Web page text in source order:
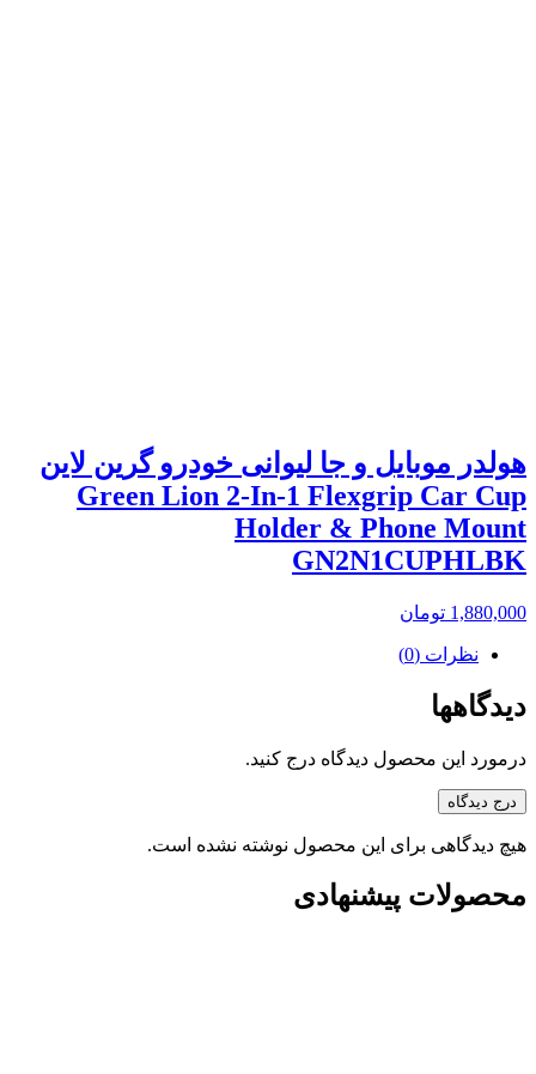
هولدر موبایل و جا لیوانی خودرو گرین لاین
Green Lion 2-In-1 Flexgrip Car Cup
Holder & Phone Mount
GN2N1CUPHLBK
1,880,000 تومان
نظرات (0)
دیدگاهها
درمورد این محصول دیدگاه درج کنید.
درج دیدگاه
هیچ دیدگاهی برای این محصول نوشته نشده است.
محصولات پیشنهادی